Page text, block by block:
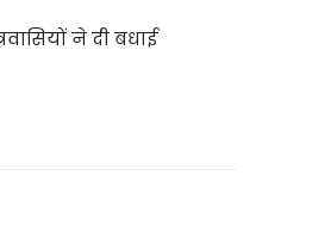
ने दी बधाई